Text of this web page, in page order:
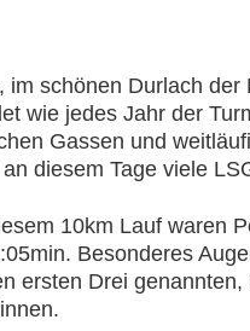
schönen Durlach der
wie jedes Jahr der
Gassen und
diesem Tage viele
10km Lauf waren
Besonderes
ersten Drei